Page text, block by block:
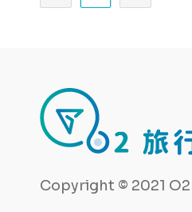
Copyright © 2021 O2